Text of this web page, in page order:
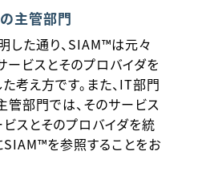
主管部門
した通り、SIAM™は元々
ビスとそのプロバイダを
考え方です。また、IT部門
管部門では、そのサービス
スとそのプロバイダを統
を参照することをお